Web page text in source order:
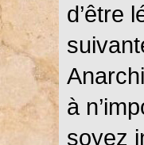
d’être
à
soyez